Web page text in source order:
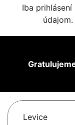
Iba
údajom.
Levice